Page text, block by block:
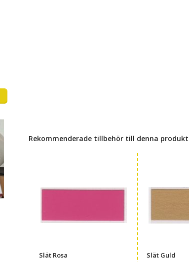
Rekommenderade tillbehör till denna produkt
Slät Rosa Slät Guld